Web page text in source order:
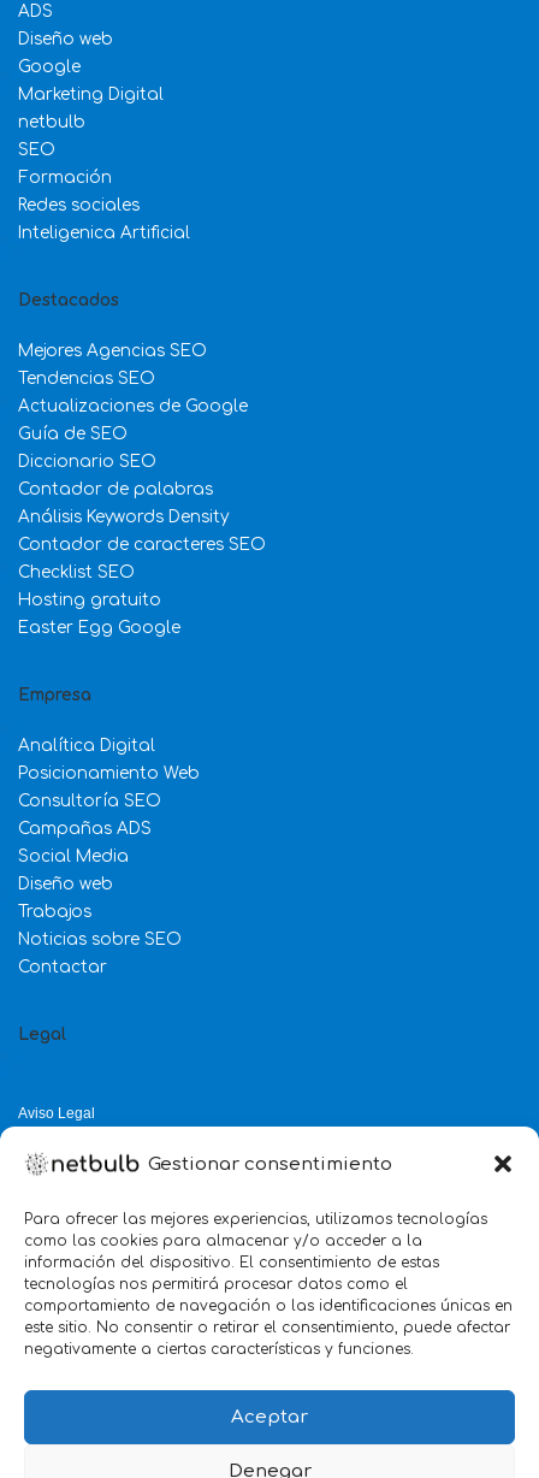
Gestionar consentimiento
Para ofrecer las mejores experiencias, utilizamos tecnologías
como las cookies para almacenar y/o acceder a la
información del dispositivo. El consentimiento de estas
tecnologías nos permitirá procesar datos como el
comportamiento de navegación o las identificaciones únicas en
este sitio. No consentir o retirar el consentimiento, puede afectar
negativamente a ciertas características y funciones.
Aceptar
Denegar
ADS
Diseño web
Google
Marketing Digital
netbulb
SEO
Formación
Redes sociales
Inteligenica Artificial
Destacados
Mejores Agencias SEO
Tendencias SEO
Actualizaciones de Google
Guía de SEO
Diccionario SEO
Contador de palabras
Análisis Keywords Density
Contador de caracteres SEO
Checklist SEO
Hosting gratuito
Easter Egg Google
Empresa
Analítica Digital
Posicionamiento Web
Consultoría SEO
Campañas ADS
Social Media
Diseño web
Trabajos
Noticias sobre SEO
Contactar
Legal
Aviso Legal
Política de Cookies
5.0
Servicio mejor valorado 2025
verificado por: Trustindex